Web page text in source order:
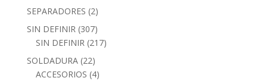
SEPARADORES (2)
SIN DEFINIR (307)
SIN DEFINIR (217)
SOLDADURA (22)
ACCESORIOS (4)